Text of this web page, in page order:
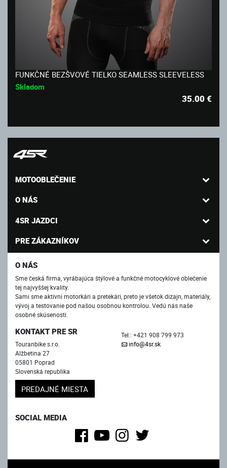
FUNKČNÉ BEZŠVOVÉ TIELKO SEAMLESS SLEEVELESS
Skladom
35.00€
MOTOOBLEČENIE
O NÁS
4SR JAZDCI
PRE ZÁKAZNÍKOV
O NÁS
Sme česká firma, vyrábajúca štýlové a funkčné motocyklové oblečenie
tej najvyššej kvality.
Sami sme aktívni motorkári a pretekári, preto je všetok dizajn, materiály,
vývoj a testovanie pod našou osobnou kontrolou. Vedú nás naše
osobné skúsenosti.
KONTAKT PRE SR
Touranbike s.r.o.
Alžbetina 27
05801 Poprad
Slovenská republika
PREDAJNÉ MIESTA
Tel.: +421 908 799 973
info@4sr.sk
SOCIAL MEDIA